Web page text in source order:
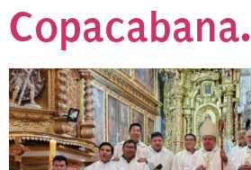
Copacabana.